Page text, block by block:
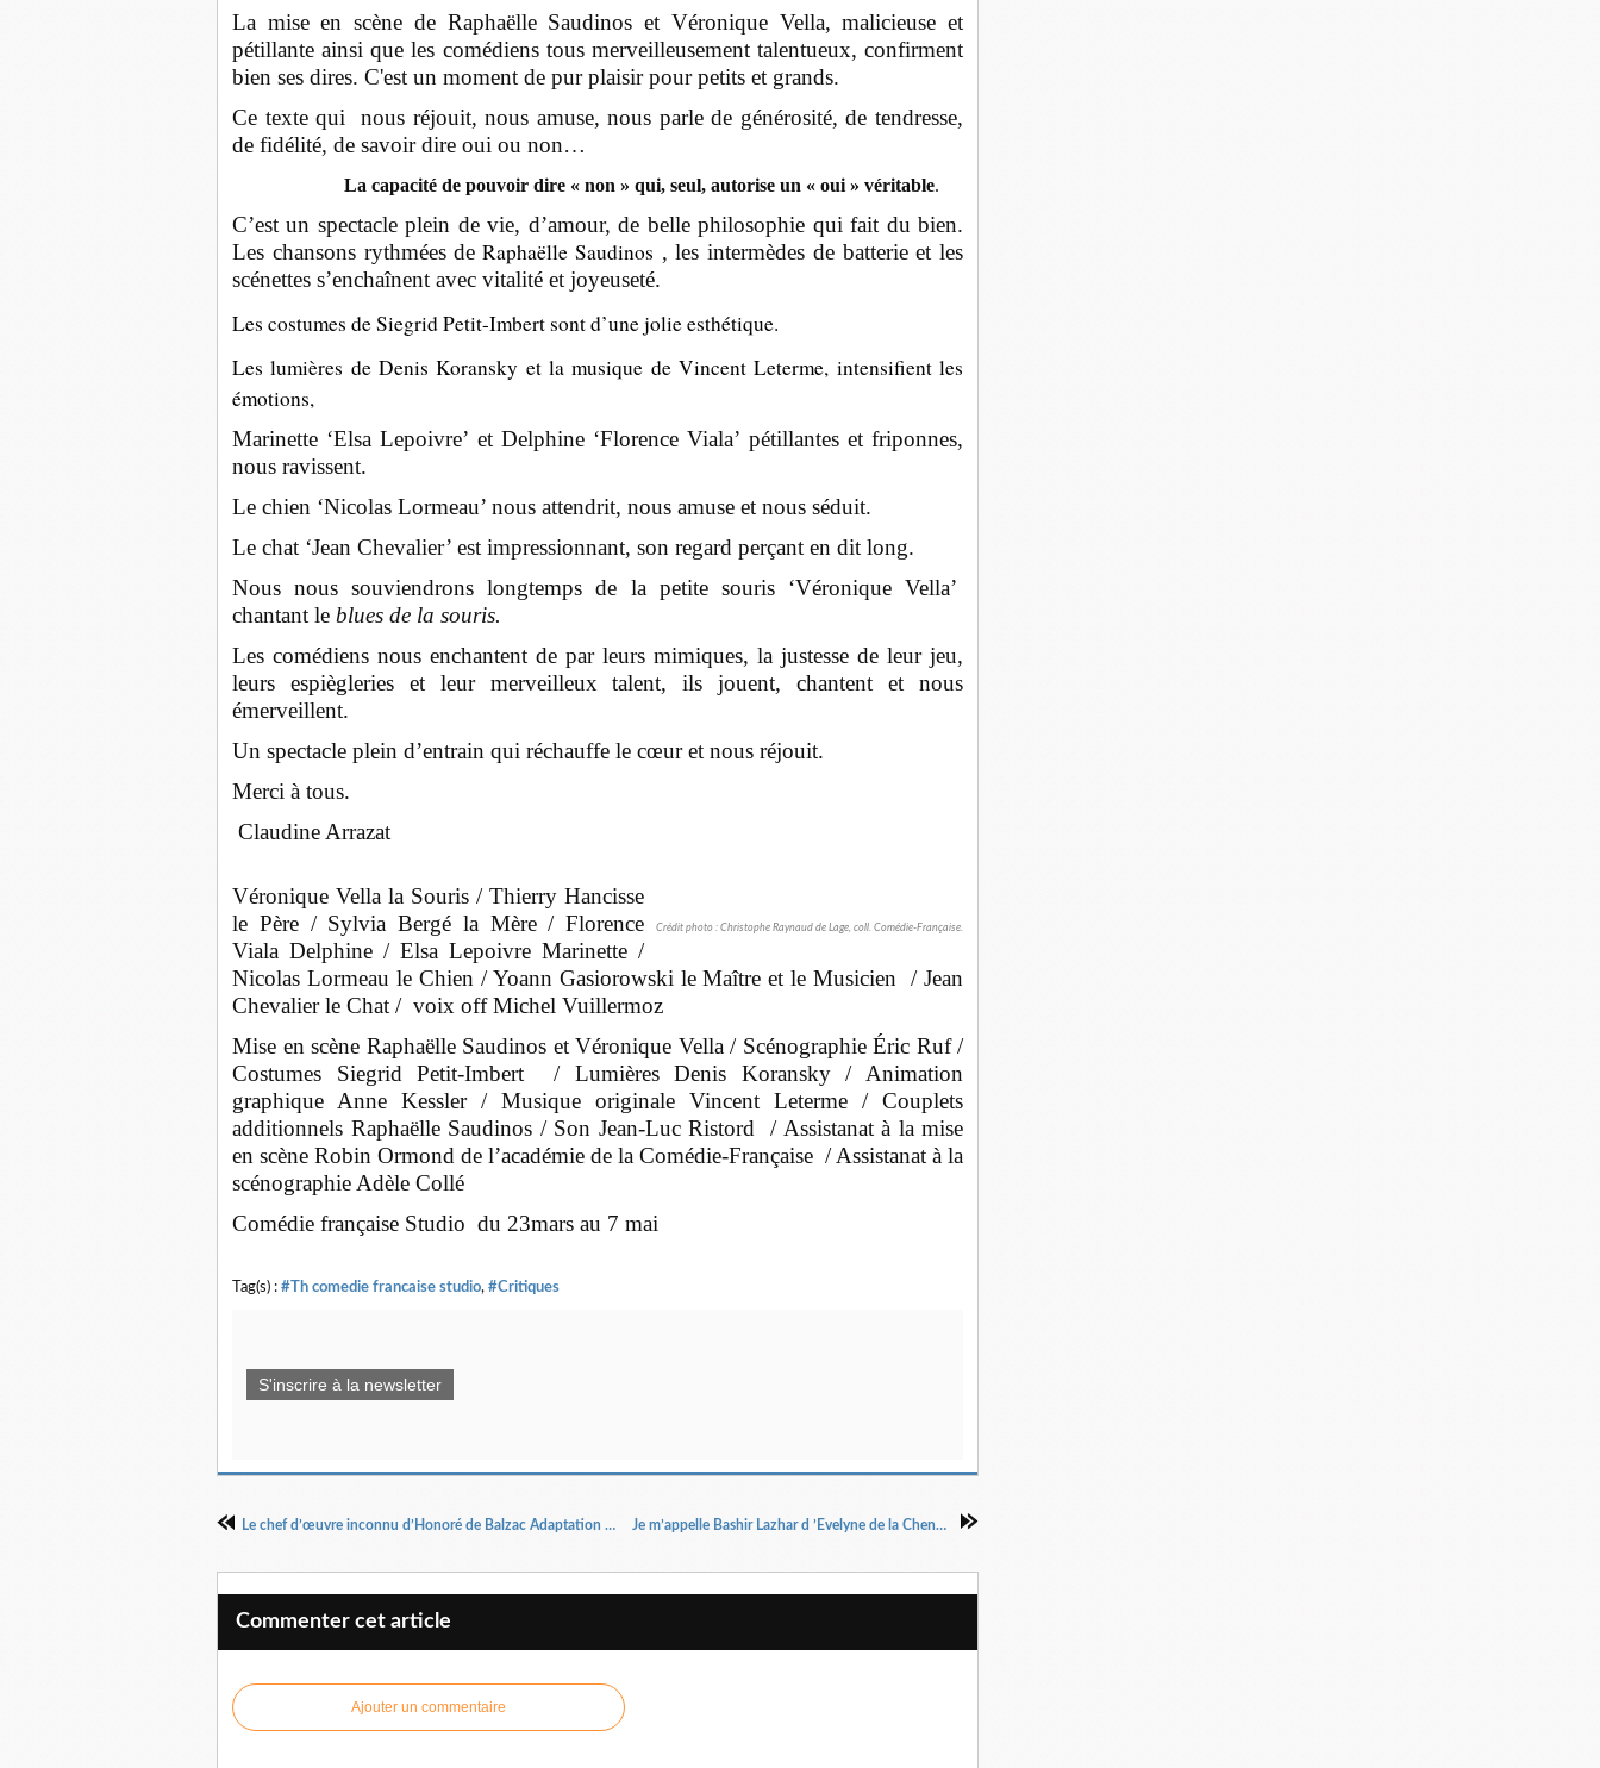
La mise en scène de Raphaëlle Saudinos et Véronique Vella, malicieuse et
pétillante ainsi que les comédiens tous merveilleusement talentueux, confirment
bien ses dires. C'est un moment de pur plaisir pour petits et grands.
Ce texte qui nous réjouit, nous amuse, nous parle de générosité, de tendresse,
de fidélité, de savoir dire oui ou non…
La capacité de pouvoir dire « non » qui, seul, autorise un « oui » véritable.
C’est un spectacle plein de vie, d’amour, de belle philosophie qui fait du bien.
Les chansons rythmées de Raphaëlle Saudinos , les intermèdes de batterie et les
scénettes s’enchaînent avec vitalité et joyeuseté.
Les costumes de Siegrid Petit-Imbert sont d’une jolie esthétique.
Les lumières de Denis Koransky et la musique de Vincent Leterme, intensifient les
émotions,
Marinette ‘Elsa Lepoivre’ et Delphine ‘Florence Viala’ pétillantes et friponnes,
nous ravissent.
Le chien ‘Nicolas Lormeau’ nous attendrit, nous amuse et nous séduit.
Le chat ‘Jean Chevalier’ est impressionnant, son regard perçant en dit long.
Nous nous souviendrons longtemps de la petite souris ‘Véronique Vella’
chantant le blues de la souris.
Les comédiens nous enchantent de par leurs mimiques, la justesse de leur jeu,
leurs espiègleries et leur merveilleux talent, ils jouent, chantent et nous
émerveillent.
Un spectacle plein d’entrain qui réchauffe le cœur et nous réjouit.
Merci à tous.
Claudine Arrazat
Crédit photo : Christophe Raynaud de Lage, coll. Comédie-Française.
Véronique Vella la Souris / Thierry Hancisse
le Père / Sylvia Bergé la Mère / Florence
Viala Delphine / Elsa Lepoivre Marinette /
Nicolas Lormeau le Chien / Yoann Gasiorowski le Maître et le Musicien / Jean
Chevalier le Chat / voix off Michel Vuillermoz
Mise en scène Raphaëlle Saudinos et Véronique Vella / Scénographie Éric Ruf /
Costumes Siegrid Petit-Imbert / Lumières Denis Koransky / Animation
graphique Anne Kessler / Musique originale Vincent Leterme / Couplets
additionnels Raphaëlle Saudinos / Son Jean-Luc Ristord / Assistanat à la mise
en scène Robin Ormond de l’académie de la Comédie-Française / Assistanat à la
scénographie Adèle Collé
Comédie française Studio du 23mars au 7 mai
Tag(s) : #Th comedie francaise studio, #Critiques
S'inscrire à la newsletter
Le chef d’œuvre inconnu d’Honoré de Balzac Adaptation théâtrale et jeu Catherine Aymerie, mise en scène Michel Favart. Je m’appelle Bashir Lazhar d ’Evelyne de la Chenelière mise en scène Thomas Coste avec Thomas Drelon
Commenter cet article
Ajouter un commentaire